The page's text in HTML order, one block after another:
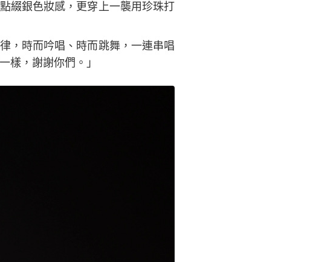
綴銀色妝感，更穿上一襲用珍珠打
，時而吟唱、時而跳舞，一連串唱
樣，謝謝你們。」